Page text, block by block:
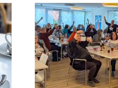
mit